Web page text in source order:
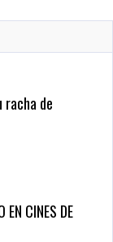
racha de
EN CINES DE